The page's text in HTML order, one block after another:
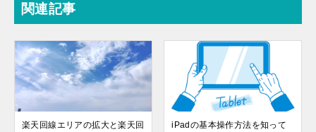
関連記事
楽天回線エリアの拡大と楽天回
iPadの基本操作方法を知って